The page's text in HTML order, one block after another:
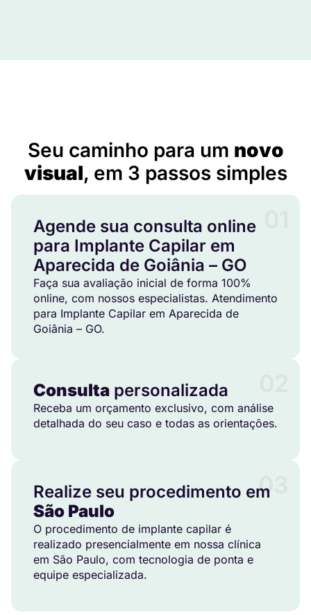
Seu caminho para um novo
visual, em 3 passos simples
Agende sua consulta online
para Implante Capilar em
Aparecida de Goiânia – GO
Faça sua avaliação inicial de forma 100%
online, com nossos especialistas. Atendimento
para Implante Capilar em Aparecida de
Goiânia – GO.
Consulta personalizada
Receba um orçamento exclusivo, com análise
detalhada do seu caso e todas as orientações.
03
Realize seu procedimento em
São Paulo
O procedimento de implante capilar é
realizado presencialmente em nossa clínica
em São Paulo, com tecnologia de ponta e
equipe especializada.